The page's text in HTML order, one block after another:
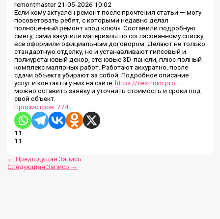
remontmaster 21-05-2026 10:02
Если кому актуален ремонт после прочтения статьи — могу
посоветовать ребят, с которыми недавно делал
полноценный ремонт «под ключ». Составили подробную
смету, сами закупили материалы по согласованному списку,
всё оформили официальным договором. Делают не только
стандартную отделку, но и устанавливают гипсовый и
полиуретановый декор, стеновые 3D‑панели, плюс полный
комплекс малярных работ. Работают аккуратно, после
сдачи объекта убирают за собой. Подробное описание
услуг и контакты у них на сайте:https://nestroim.pro —
можно оставить заявку и уточнить стоимость и сроки под
свой объект.
Просмотров: 774
11
11
← Предыдущая Запись
Следующая Запись →